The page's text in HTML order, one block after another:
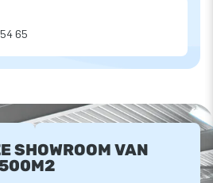
65
SHOWROOM VAN